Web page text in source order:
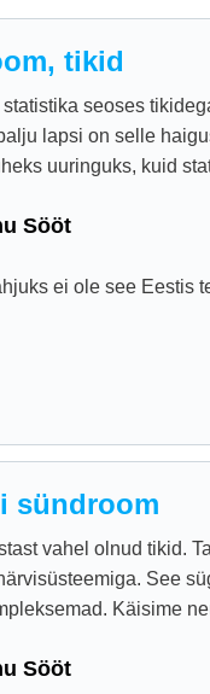
tikid
seoses
lapsi on selle
uuringuks, kuid
Sööt
ei ole see Eestis
sündroom
vahel olnud tikid.
See
Käisime
Sööt